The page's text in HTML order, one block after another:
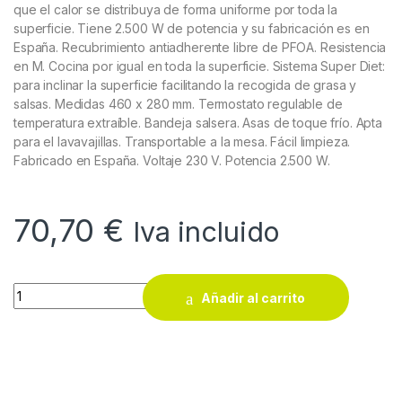
que el calor se distribuya de forma uniforme por toda la
superficie. Tiene 2.500 W de potencia y su fabricación es en
España. Recubrimiento antiadherente libre de PFOA. Resistencia
en M. Cocina por igual en toda la superficie. Sistema Super Diet:
para inclinar la superficie facilitando la recogida de grasa y
salsas. Medidas 460 x 280 mm. Termostato regulable de
temperatura extraíble. Bandeja salsera. Asas de toque frío. Apta
para el lavavajillas. Transportable a la mesa. Fácil limpieza.
Fabricado en España. Voltaje 230 V. Potencia 2.500 W.
70,70 € Iva incluido
Plancha de asar eléctrica Jata GR555A quantity
Añadir al carrito